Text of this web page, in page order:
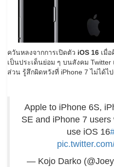
ควันหลงจากการเปิดตัว iOS 16 เมื่
เป็นประเด็นย่อม ๆ บนสังคม Twitter
ส่วน รู้สึกผิดหวังที่ iPhone 7 ไม่ได้ไ
Apple to iPhone 6S,
SE and iPhone 7
use iOS 16
— Kojo Darko